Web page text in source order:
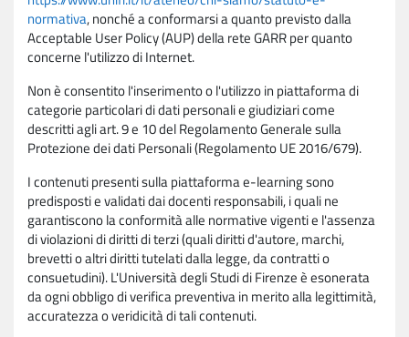
normativa, nonché a conformarsi a quanto previsto dalla
Acceptable User Policy (AUP) della rete GARR per quanto
concerne l'utilizzo di Internet.
Non è consentito l'inserimento o l'utilizzo in piattaforma di
categorie particolari di dati personali e giudiziari come
descritti agli art. 9 e 10 del Regolamento Generale sulla
Protezione dei dati Personali (Regolamento UE 2016/679).
I contenuti presenti sulla piattaforma e-learning sono
predisposti e validati dai docenti responsabili, i quali ne
garantiscono la conformità alle normative vigenti e l'assenza
di violazioni di diritti di terzi (quali diritti d'autore, marchi,
brevetti o altri diritti tutelati dalla legge, da contratti o
consuetudini). L'Università degli Studi di Firenze è esonerata
da ogni obbligo di verifica preventiva in merito alla legittimità,
accuratezza o veridicità di tali contenuti.